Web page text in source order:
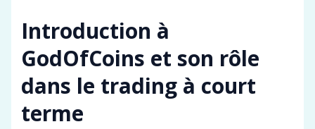
Introduction à
GodOfCoins et son rôle
dans le trading à court
terme